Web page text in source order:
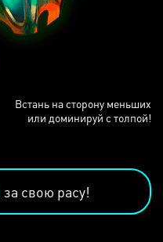
Встань на сторону меньших
или доминируй с толпой!
за свою расу!